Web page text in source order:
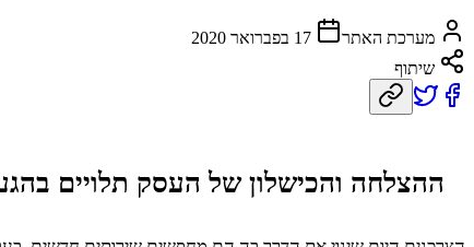
מערכת האתר
17 בפברואר 2020
שיתוף
ההצלחה והכישלון של העסק תלויים